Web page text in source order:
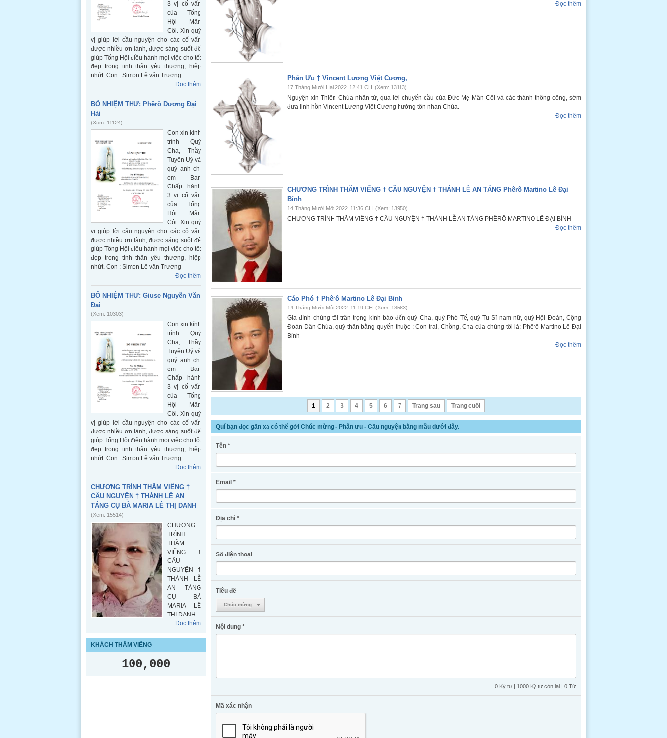
3 vị cố vấn
của Tổng
Hội Mân
Côi. Xin quý
vị giúp lời cầu nguyện cho các cố vấn
được nhiều ơn lành, được sáng suốt để
giúp Tổng Hội điều hành mọi việc cho tốt
đẹp trong tinh thân yêu thương, hiệp
nhứt. Con : Simon Lê văn Trương
Đọc thêm
BỔ NHIỆM THƯ: Phêrô Dương Đại
Hải
(Xem: 11124)
Con xin kính
trình Quý
Cha, Thầy
Tuyên Uý và
quý anh chị
em Ban
Chấp hành
3 vị cố vấn
của Tổng
Hội Mân
Côi. Xin quý
vị giúp lời cầu nguyện cho các cố vấn
được nhiều ơn lành, được sáng suốt để
giúp Tổng Hội điều hành mọi việc cho tốt
đẹp trong tinh thân yêu thương, hiệp
nhứt. Con : Simon Lê văn Trương
Đọc thêm
BỔ NHIỆM THƯ: Giuse Nguyễn Văn
Đại
(Xem: 10303)
Con xin kính
trình Quý
Cha, Thầy
Tuyên Uý và
quý anh chị
em Ban
Chấp hành
3 vị cố vấn
của Tổng
Hội Mân
Côi. Xin quý
vị giúp lời cầu nguyện cho các cố vấn
được nhiều ơn lành, được sáng suốt để
giúp Tổng Hội điều hành mọi việc cho tốt
đẹp trong tinh thân yêu thương, hiệp
nhứt. Con : Simon Lê văn Trương
Đọc thêm
CHƯƠNG TRÌNH THĂM VIẾNG †
CẦU NGUYỆN † THÁNH LỄ AN
TÁNG CỤ BÀ MARIA LÊ THỊ DANH
(Xem: 15514)
CHƯƠNG
TRÌNH
THĂM
VIẾNG †
CẦU
NGUYỆN †
THÁNH LỄ
AN TÁNG
CỤ BÀ
MARIA LÊ
THỊ DANH
Đọc thêm
KHÁCH THĂM VIẾNG
100,000
Đọc thêm
Phân Ưu † Vincent Lương Việt Cương,
17 Tháng Mười Hai 2022 12:41 CH (Xem: 13113)
Nguyện xin Thiên Chúa nhân từ, qua lời chuyển cầu của Đức Mẹ Mân Côi và các thánh thông công, sớm
đưa linh hồn Vincent Lương Việt Cương hưởng tôn nhan Chúa.
Đọc thêm
CHƯƠNG TRÌNH THĂM VIẾNG † CẦU NGUYỆN † THÁNH LỄ AN TÁNG Phêrô Martino Lê Đại
Bỉnh
14 Tháng Mười Một 2022 11:36 CH (Xem: 13950)
CHƯƠNG TRÌNH THĂM VIẾNG † CẦU NGUYỆN † THÁNH LỄ AN TÁNG PHÊRÔ MARTINO LÊ ĐẠI BỈNH
Đọc thêm
Cáo Phó † Phêrô Martino Lê Đại Bỉnh
14 Tháng Mười Một 2022 11:19 CH (Xem: 13583)
Gia đình chúng tôi trân trọng kính báo đến quý Cha, quý Phó Tế, quý Tu Sĩ nam nữ, quý Hội Đoàn, Cộng
Đoàn Dân Chúa, quý thân bằng quyến thuộc : Con trai, Chồng, Cha của chúng tôi là: Phêrô Martino Lê Đại
Bỉnh
Đọc thêm
1 2 3 4 5 6 7 Trang sau Trang cuối
Quí bạn đọc gần xa có thể gởi Chúc mừng - Phân ưu - Cầu nguyện bằng mẫu dưới đây.
Tên *
Email *
Địa chỉ *
Số điện thoại
Tiêu đề
Chúc mừng
Nội dung *
0 Ký tự | 1000 Ký tự còn lại | 0 Từ
Mã xác nhận